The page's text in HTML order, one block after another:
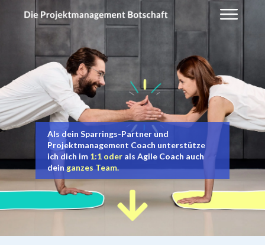
Als dein Sparrings-Partner und
Projektmanagement Coach unterstütze
ich dich im 1:1 oder als Agile Coach auch
deinganzes Team.